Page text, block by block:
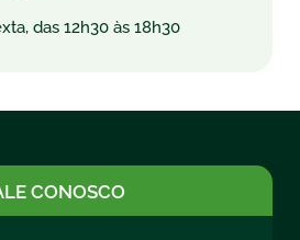
das 12h30 às 18h30
CONOSCO